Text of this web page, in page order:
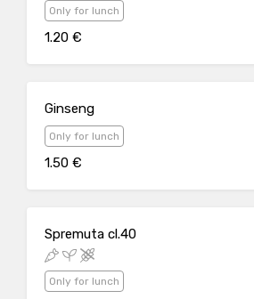
Only for lunch
1.20 €
Ginseng
Only for lunch
1.50 €
Spremuta cl.40
Only for lunch